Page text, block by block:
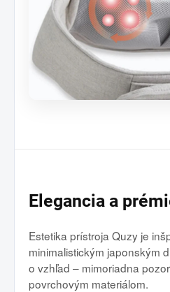
Elegancia a
Estetika prístroja Quzy je
minimalistickým japonským
o vzhľad – mimoriadna
povrchovým materiálom.